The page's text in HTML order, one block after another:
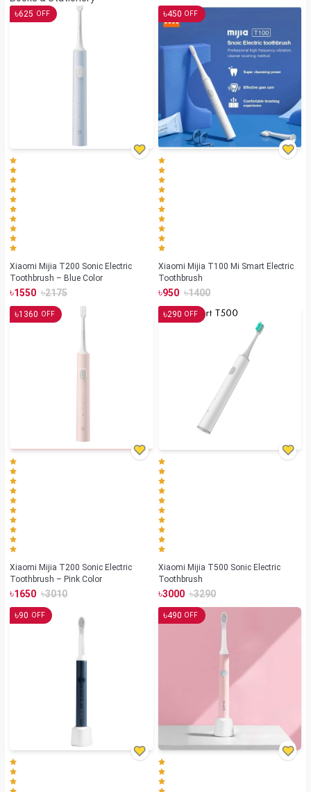
৳625 OFF
Xiaomi Mijia T200 Sonic Electric
Toothbrush – Blue Color
৳1550 ৳2175
৳450 OFF
Xiaomi Mijia T100 Mi Smart Electric
Toothbrush
৳950 ৳1400
৳1360 OFF
Xiaomi Mijia T200 Sonic Electric
Toothbrush – Pink Color
৳1650 ৳3010
৳290 OFF
Xiaomi Mijia T500 Sonic Electric
Toothbrush
৳3000 ৳3290
৳90 OFF ৳490 OFF